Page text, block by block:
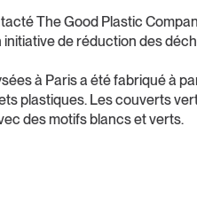
The Good Plastic
de réduction des
à Paris a été fabriqué à
plastiques. Les couverts
des motifs blancs et verts.